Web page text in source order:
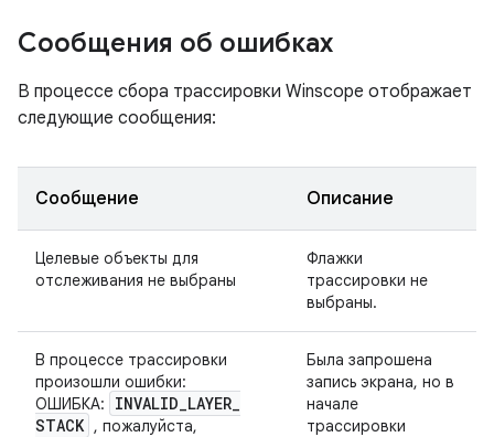
Сообщения об ошибках
В процессе сбора трассировки Winscope отображает
следующие сообщения:
Сообщение Описание
Целевые объекты для
отслеживания не выбраны
Флажки
трассировки не
выбраны.
В процессе трассировки
произошли ошибки:
ОШИБКА:
INVALID_LAYER_
STACK , пожалуйста,
Была запрошена
запись экрана, но в
начале
трассировки